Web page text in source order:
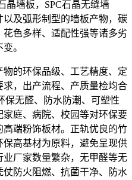
墙板，SPC石晶无缝墙
及弧形制型的墙板产物，碳
色多样、适配性强等诸多劣
。
的环保品级、工艺精度、定
，出产流程、产质量检均合
保无醛、防水防潮、可塑性
庭、病院、校园等对环保要
端粉饰板材。正轨优良的竹
高基材为原料，避免呈现供
厂家数量繁杂，无甲醛等无
防火阻燃、抗菌干净、防水